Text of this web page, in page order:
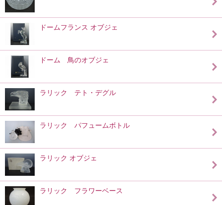
ドームフランス オブジェ
ドーム 鳥のオブジェ
ラリック テト・デグル
ラリック パフュームボトル
ラリック オブジェ
ラリック フラワーベース